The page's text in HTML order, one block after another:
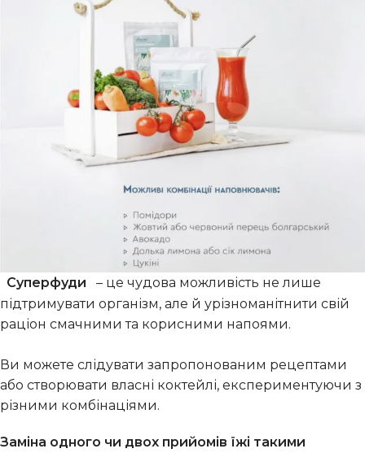
Суперфуди
– це чудова можливість не лише
підтримувати організм, але й урізноманітнити свій
раціон смачними та корисними напоями.
Ви можете слідувати запропонованим рецептами
або створювати власні коктейлі, експериментуючи з
різними комбінаціями.
Заміна одного чи двох прийомів їжі такими